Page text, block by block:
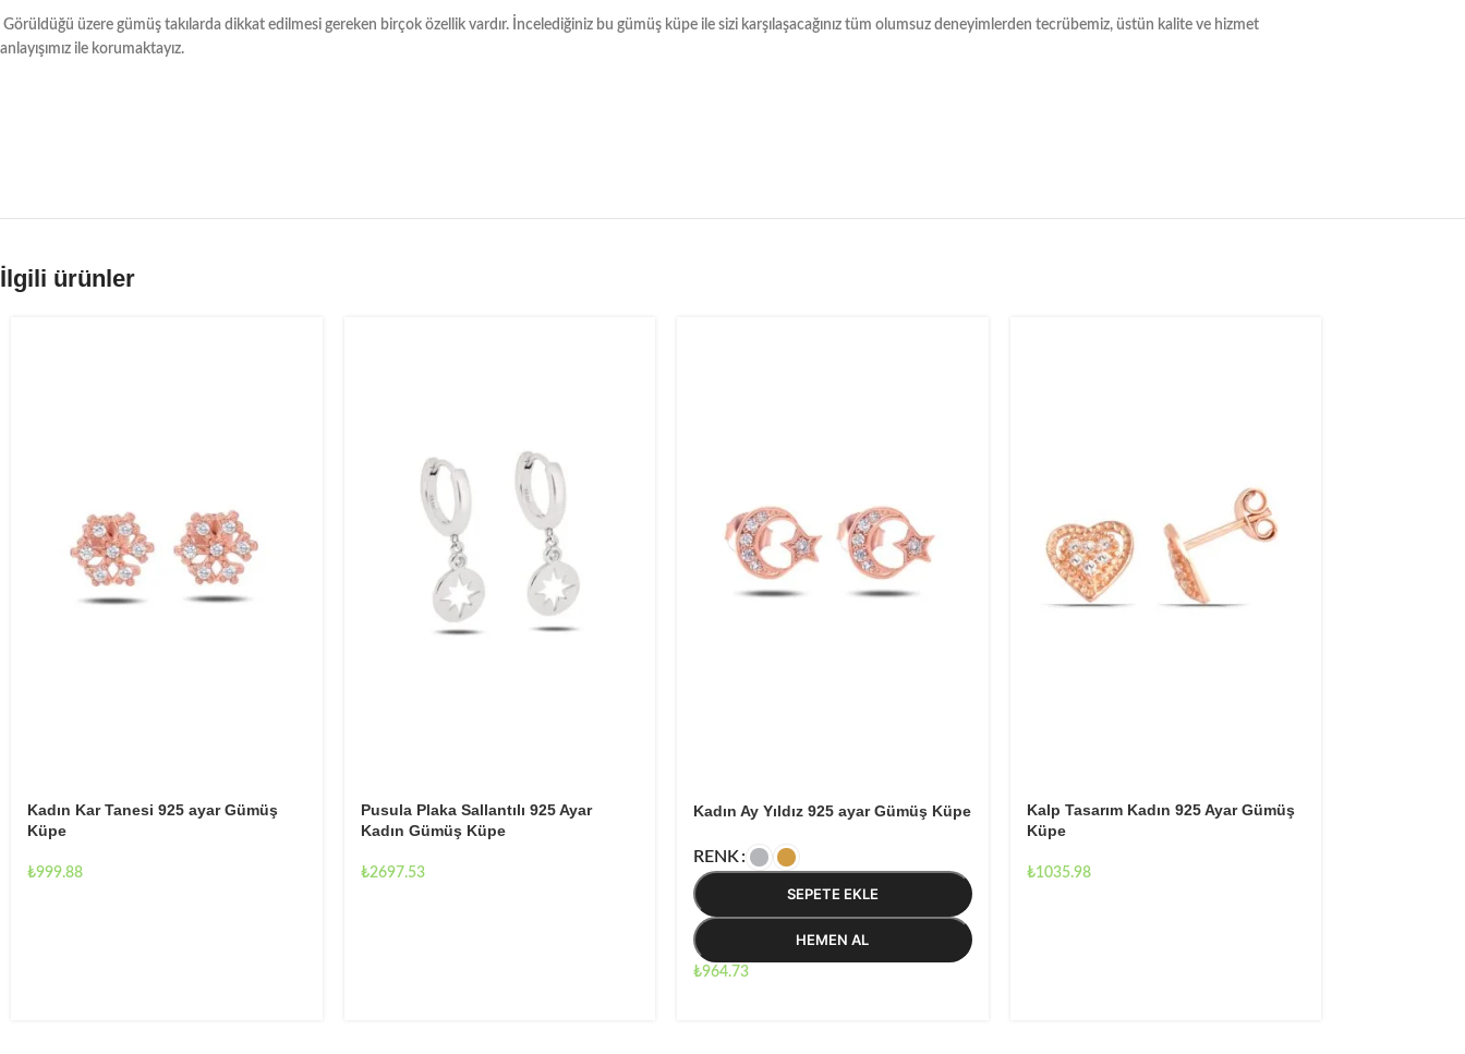
Görüldüğü üzere gümüş takılarda dikkat edilmesi gereken birçok özellik vardır. İncelediğiniz bu gümüş küpe ile sizi karşılaşacağınız tüm olumsuz deneyimlerden tecrübemiz, üstün kalite ve hizmet
anlayışımız ile korumaktayız.
İlgili ürünler
Kadın Kar Tanesi 925 ayar Gümüş
Küpe
₺999.88
Pusula Plaka Sallantılı 925 Ayar
Kadın Gümüş Küpe
₺2697.53
Kadın Ay Yıldız 925 ayar Gümüş Küpe
RENK
SEPETE EKLE
HEMEN AL
₺964.73
Kalp Tasarım Kadın 925 Ayar Gümüş
Küpe
₺1035.98